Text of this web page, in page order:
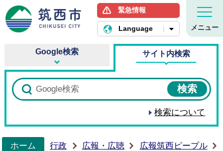
筑西市ホームページ
緊急情報
Language メニュー
Google検索 サイト内検索
検索について
ホーム
行政 広報・広聴 広報筑西ピープル